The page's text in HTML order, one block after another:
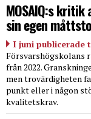
MOSAIQ:s
sin egen
I juni publicerade
Försvarshögskolans
från 2022.
men trovärdigheten
punkt eller i någon
kvalitetskrav.